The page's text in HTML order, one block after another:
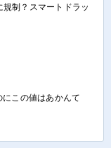
制？スマートドラッ
この値はあかんて